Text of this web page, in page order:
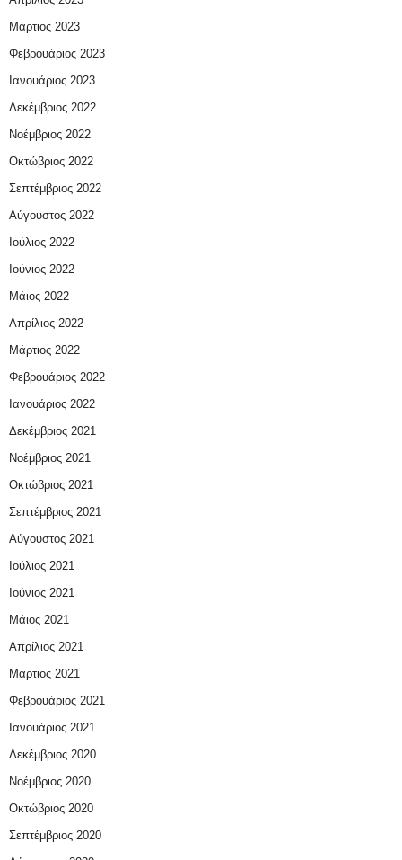
Μάρτιος 2023
Φεβρουάριος 2023
Ιανουάριος 2023
Δεκέμβριος 2022
Νοέμβριος 2022
Οκτώβριος 2022
Σεπτέμβριος 2022
Αύγουστος 2022
Ιούλιος 2022
Ιούνιος 2022
Μάιος 2022
Απρίλιος 2022
Μάρτιος 2022
Φεβρουάριος 2022
Ιανουάριος 2022
Δεκέμβριος 2021
Νοέμβριος 2021
Οκτώβριος 2021
Σεπτέμβριος 2021
Αύγουστος 2021
Ιούλιος 2021
Ιούνιος 2021
Μάιος 2021
Απρίλιος 2021
Μάρτιος 2021
Φεβρουάριος 2021
Ιανουάριος 2021
Δεκέμβριος 2020
Νοέμβριος 2020
Οκτώβριος 2020
Σεπτέμβριος 2020